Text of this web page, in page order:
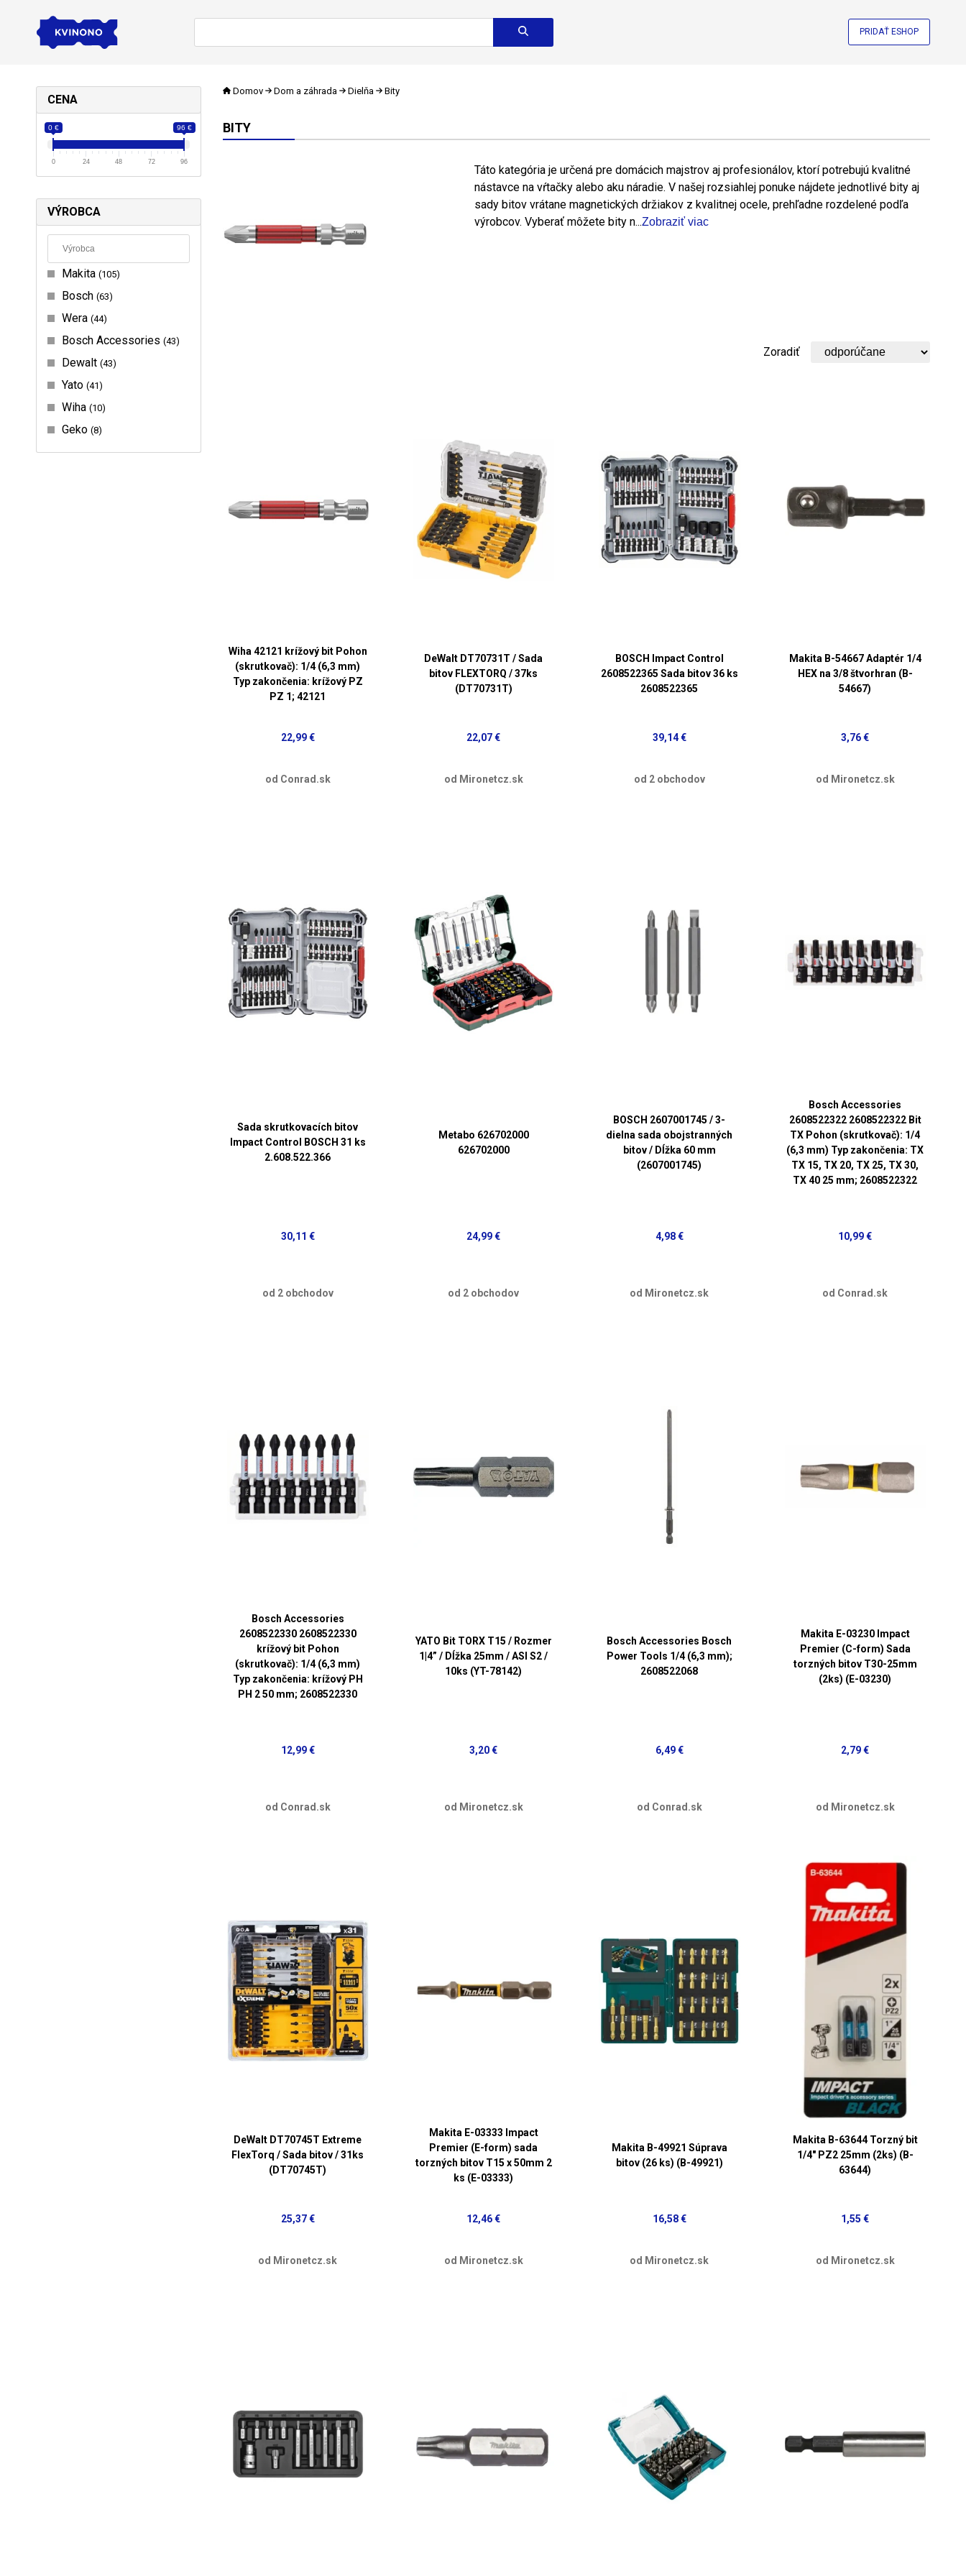
PRIDAŤ ESHOP
CENA
0 € 96 €
0 24 48 72 96
VÝROBCA
Makita 105
Bosch 63
Wera 44
Bosch Accessories 43
Dewalt 43
Yato 41
Wiha 10
Geko 8
Domov Dom a záhrada Dielňa Bity
BITY
Táto kategória je určená pre domácich majstrov aj profesionálov, ktorí potrebujú kvalitné
nástavce na vŕtačky alebo aku náradie. V našej rozsiahlej ponuke nájdete jednotlivé bity aj
sady bitov vrátane magnetických držiakov z kvalitnej ocele, prehľadne rozdelené podľa
výrobcov. Vyberať môžete bity n...Zobraziť viac
Zoradiť
Wiha 42121 krížový bit Pohon
(skrutkovač): 1/4 (6,3 mm)
Typ zakončenia: krížový PZ
PZ 1; 42121
22,99 €
od Conrad.sk
DeWalt DT70731T / Sada
bitov FLEXTORQ / 37ks
(DT70731T)
22,07 €
od Mironetcz.sk
BOSCH Impact Control
2608522365 Sada bitov 36 ks
2608522365
39,14 €
od 2 obchodov
Makita B-54667 Adaptér 1/4
HEX na 3/8 štvorhran (B-
54667)
3,76 €
od Mironetcz.sk
Sada skrutkovacích bitov
Impact Control BOSCH 31 ks
2.608.522.366
30,11 €
od 2 obchodov
Metabo 626702000
626702000
24,99 €
od 2 obchodov
BOSCH 2607001745 / 3-
dielna sada obojstranných
bitov / Dĺžka 60 mm
(2607001745)
4,98 €
od Mironetcz.sk
Bosch Accessories
2608522322 2608522322 Bit
TX Pohon (skrutkovač): 1/4
(6,3 mm) Typ zakončenia: TX
TX 15, TX 20, TX 25, TX 30,
TX 40 25 mm; 2608522322
10,99 €
od Conrad.sk
Bosch Accessories
2608522330 2608522330
krížový bit Pohon
(skrutkovač): 1/4 (6,3 mm)
Typ zakončenia: krížový PH
PH 2 50 mm; 2608522330
12,99 €
od Conrad.sk
YATO Bit TORX T15 / Rozmer
1|4” / Dĺžka 25mm / ASI S2 /
10ks (YT-78142)
3,20 €
od Mironetcz.sk
Bosch Accessories Bosch
Power Tools 1/4 (6,3 mm);
2608522068
6,49 €
od Conrad.sk
Makita E-03230 Impact
Premier (C-form) Sada
torzných bitov T30-25mm
(2ks) (E-03230)
2,79 €
od Mironetcz.sk
DeWalt DT70745T Extreme
FlexTorq / Sada bitov / 31ks
(DT70745T)
25,37 €
od Mironetcz.sk
Makita E-03333 Impact
Premier (E-form) sada
torzných bitov T15 x 50mm 2
ks (E-03333)
12,46 €
od Mironetcz.sk
Makita B-49921 Súprava
bitov (26 ks) (B-49921)
16,58 €
od Mironetcz.sk
Makita B-63644 Torzný bit
1/4" PZ2 25mm (2ks) (B-
63644)
1,55 €
od Mironetcz.sk